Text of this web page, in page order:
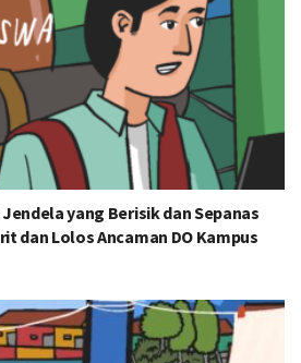
yang Berisik dan Sepanas
dan Lolos Ancaman DO Kampus